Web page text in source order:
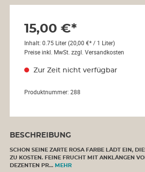
15,00 €*
Inhalt: 0.75 Liter(20,00 €* / 1 Liter)
Preise inkl. MwSt. zzgl. Versandkosten
Zur Zeit nicht verfügbar
Produktnummer: 288
BESCHREIBUNG
SCHON SEINE ZARTE ROSA FARBE LÄDT EIN,
ZU KOSTEN. FEINE FRUCHT MIT ANKLÄNGEN
DEZENTEN PR… MEHR